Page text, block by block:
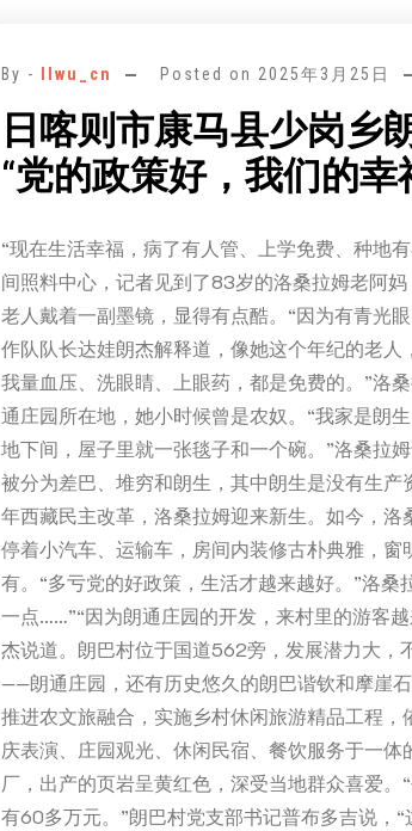
By - llwu_cn Posted on 2025年3月25日
日喀则市康马县少岗乡
“党的政策好，我们的幸
“现在生活幸福，病了有人管、上学免费、种地
间照料中心，记者见到了83岁的洛桑拉姆老阿
老人戴着一副墨镜，显得有点酷。“因为有青光
作队队长达娃朗杰解释道，像她这个年纪的老
我量血压、洗眼睛、上眼药，都是免费的。”洛
通庄园所在地，她小时候曾是农奴。“我家是朗
地下间，屋子里就一张毯子和一个碗。”洛桑拉
被分为差巴、堆穷和朗生，其中朗生是没有生
年西藏民主改革，洛桑拉姆迎来新生。如今，
停着小汽车、运输车，房间内装修古朴典雅，
有。“多亏党的好政策，生活才越来越好。”洛桑
一点……”“因为朗通庄园的开发，来村里的游客
杰说道。朗巴村位于国道562旁，发展潜力大，
——朗通庄园，还有历史悠久的朗巴谐钦和摩崖
推进农文旅融合，实施乡村休闲旅游精品工程
庆表演、庄园观光、休闲民宿、餐饮服务于一
厂，出产的页岩呈黄红色，深受当地群众喜爱
有60多万元。”朗巴村党支部书记普布多吉说，